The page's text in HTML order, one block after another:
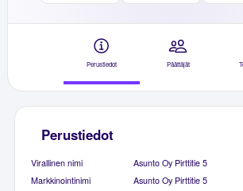
Perustiedot Päättäjät
Perustiedot
Virallinen nimi
Asunto Oy Pirttitie 5
Markkinointinimi
Asunto Oy Pirttitie 5